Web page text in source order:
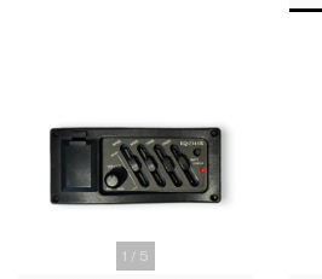
1 / 5